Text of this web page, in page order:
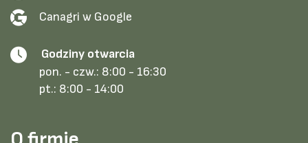
Canagri w Google
Godziny otwarcia
pon. - czw.: 8:00 - 16:30
pt.: 8:00 - 14:00